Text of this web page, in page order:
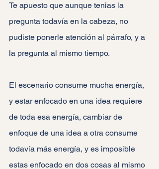
Te apuesto que aunque tenias la
pregunta todavía en la cabeza, no
pudiste ponerle atención al párrafo, y a
la pregunta al mismo tiempo.
El escenario consume mucha energía,
y estar enfocado en una idea requiere
de toda esa energía, cambiar de
enfoque de una idea a otra consume
todavía más energía, y es imposible
estas enfocado en dos cosas al mismo